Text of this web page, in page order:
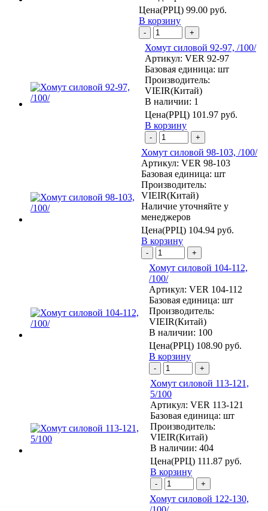
Цена(РРЦ) 99.00 руб.
В корзину
- +
Хомут силовой 92-97, /100/
Артикул: VER 92-97
Базовая единица: шт
Производитель:
VIEIR(Китай)
В наличии: 1
Цена(РРЦ) 101.97 руб.
В корзину
- +
Хомут силовой 98-103, /100/
Артикул: VER 98-103
Базовая единица: шт
Производитель:
VIEIR(Китай)
Наличие уточняйте у
менеджеров
Цена(РРЦ) 104.94 руб.
В корзину
- +
Хомут силовой 104-112,
/100/
Артикул: VER 104-112
Базовая единица: шт
Производитель:
VIEIR(Китай)
В наличии: 100
Цена(РРЦ) 108.90 руб.
В корзину
- +
Хомут силовой 113-121,
5/100
Артикул: VER 113-121
Базовая единица: шт
Производитель:
VIEIR(Китай)
В наличии: 404
Цена(РРЦ) 111.87 руб.
В корзину
- +
Хомут силовой 122-130,